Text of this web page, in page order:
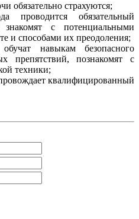
обязательно страхуются;
проводится обязательный
с потенциальными
и способами их преодоления;
навыкам безопасного
препятствий, познакомят с
техники;
квалифицированный